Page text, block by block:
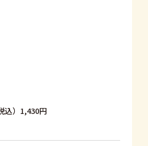
込）1,430円